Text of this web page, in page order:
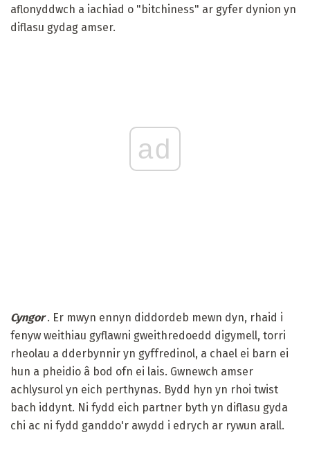
aflonyddwch a iachiad o "bitchiness" ar gyfer dynion yn
diflasu gydag amser.
ad
Cyngor. Er mwyn ennyn diddordeb mewn dyn, rhaid i
fenyw weithiau gyflawni gweithredoedd digymell, torri
rheolau a dderbynnir yn gyffredinol, a chael ei barn ei
hun a pheidio â bod ofn ei lais. Gwnewch amser
achlysurol yn eich perthynas. Bydd hyn yn rhoi twist
bach iddynt. Ni fydd eich partner byth yn diflasu gyda
chi ac ni fydd ganddo'r awydd i edrych ar rywun arall.